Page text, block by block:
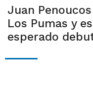
Juan
Los Pumas y
esperado